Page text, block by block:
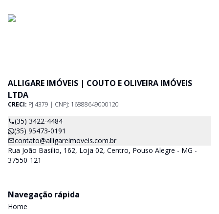
ALLIGARE IMÓVEIS | COUTO E OLIVEIRA IMÓVEIS
LTDA
CRECI: PJ 4379 | CNPJ: 16888649000120
(35) 3422-4484
(35) 95473-0191
contato@alligareimoveis.com.br
Rua João Basílio, 162, Loja 02, Centro, Pouso Alegre - MG -
37550-121
Navegação rápida
Home